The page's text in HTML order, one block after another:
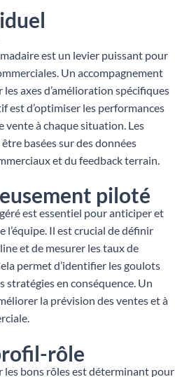
est un levier puissant pour
Un accompagnement
axes d’amélioration spécifiques
est d’optimiser les performances
vente à chaque situation. Les
basées sur des données
et du feedback terrain.
piloté
est essentiel pour anticiper et
l’équipe. Il est crucial de définir
et de mesurer les taux de
permet d’identifier les goulots
stratégies en conséquence. Un
la prévision des ventes et à
rôle
les bons rôles est déterminant pour